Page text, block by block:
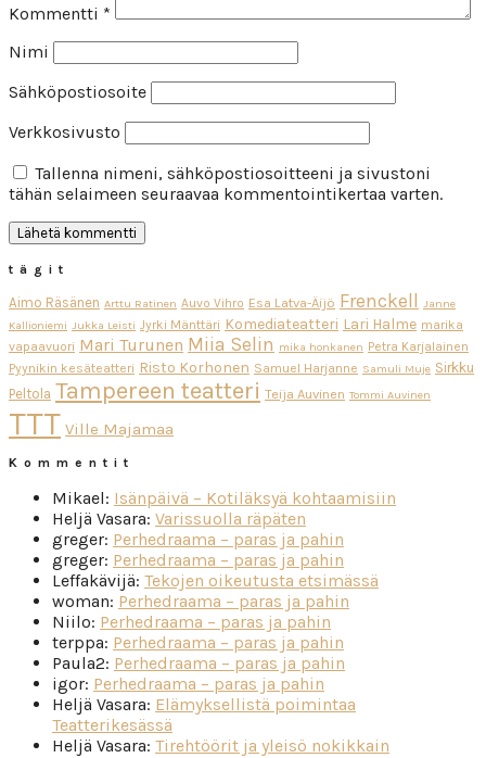
Kommentti *
Nimi
Sähköpostiosoite
Verkkosivusto
Tallenna nimeni, sähköpostiosoitteeni ja sivustoni
tähän selaimeen seuraavaa kommentointikertaa varten.
tägit
Aimo Räsänen Arttu Ratinen Auvo Vihro Esa Latva-Äijö Frenckell
Janne
Kallioniemi Jukka Leisti Jyrki Mänttäri Komediateatteri Lari Halme marika
vapaavuori Mari Turunen Miia Selin mika honkanen Petra Karjalainen
Pyynikin kesäteatteri Risto Korhonen Samuel Harjanne Samuli Muje Sirkku
Peltola Tampereen teatteri Teija Auvinen Tommi Auvinen
TTT Ville Majamaa
Kommentit
Mikael: Isänpäivä – Kotiläksyä kohtaamisiin
Heljä Vasara: Varissuolla räpäten
greger: Perhedraama – paras ja pahin
greger: Perhedraama – paras ja pahin
Leffakävijä: Tekojen oikeutusta etsimässä
woman: Perhedraama – paras ja pahin
Niilo: Perhedraama – paras ja pahin
terppa: Perhedraama – paras ja pahin
Paula2: Perhedraama – paras ja pahin
igor: Perhedraama – paras ja pahin
Heljä Vasara: Elämyksellistä poimintaa
Teatterikesässä
Heljä Vasara: Tirehtöörit ja yleisö nokikkain